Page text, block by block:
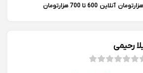
آنلاین 600 تا 700 هزارتومان
رحیمی